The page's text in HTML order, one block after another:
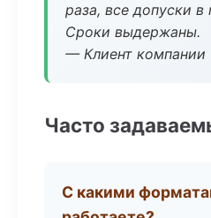
раза, все допуски в
Сроки выдержаны.
— Клиент компании
Часто
С какими